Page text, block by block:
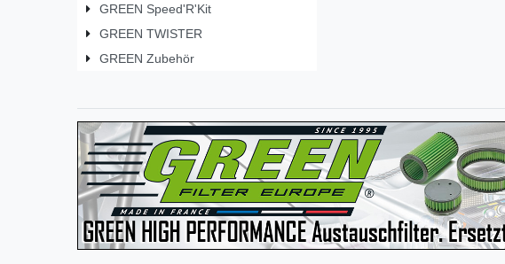
GREEN Speed'R'Kit
GREEN TWISTER
GREEN Zubehör